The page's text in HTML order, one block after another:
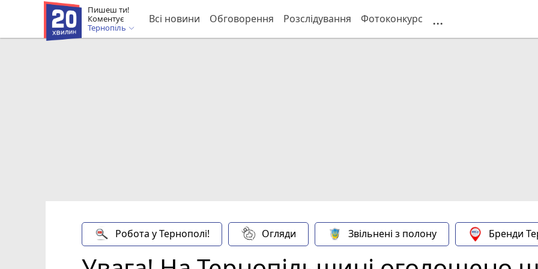
Пишеш ти!
Коментує
Тернопіль
Всі новини Обговорення Розслідування Фотоконкурс ...
Робота у Тернополі! Огляди Звільнені з полону Бренди